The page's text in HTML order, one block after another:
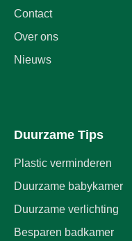
Contact
Over ons
Nieuws
Duurzame Tips
Plastic verminderen
Duurzame babykamer
Duurzame verlichting
Besparen badkamer